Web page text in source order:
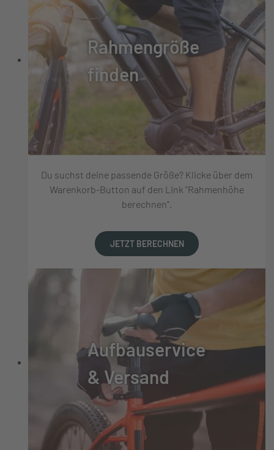
Rahmengröße
finden
Du suchst deine passende Größe? Klicke über dem
Warenkorb-Button auf den Link "Rahmenhöhe
berechnen".
JETZT BERECHNEN
Aufbauservice
& Versand